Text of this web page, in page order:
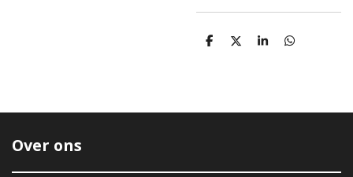
D
D
S
D
Over ons